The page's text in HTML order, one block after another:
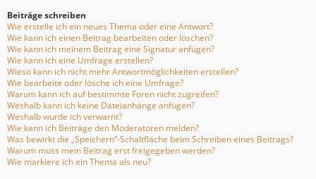
Beiträge schreiben
Wie erstelle ich ein neues Thema oder eine Antwort?
Wie kann ich einen Beitrag bearbeiten oder löschen?
Wie kann ich meinem Beitrag eine Signatur anfügen?
Wie kann ich eine Umfrage erstellen?
Wieso kann ich nicht mehr Antwortmöglichkeiten erstellen?
Wie bearbeite oder lösche ich eine Umfrage?
Warum kann ich auf bestimmte Foren nicht zugreifen?
Weshalb kann ich keine Dateianhänge anfügen?
Weshalb wurde ich verwarnt?
Wie kann ich Beiträge den Moderatoren melden?
Was bewirkt die „Speichern“-Schaltfläche beim Schreiben eines Beitrags?
Warum muss mein Beitrag erst freigegeben werden?
Wie markiere ich ein Thema als neu?